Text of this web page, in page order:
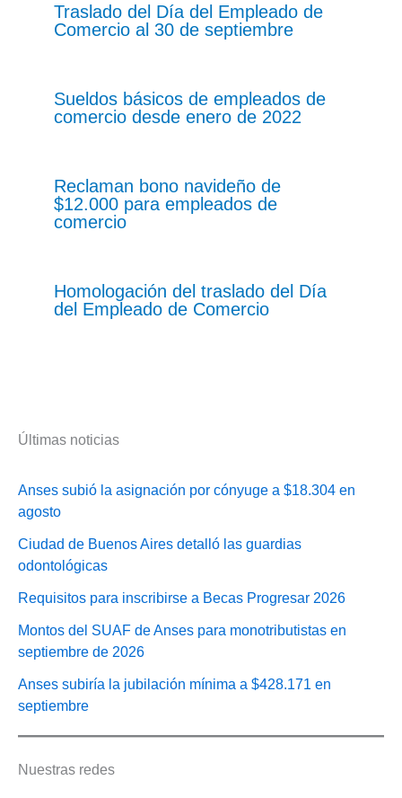
Traslado del Día del Empleado de
Comercio al 30 de septiembre
Sueldos básicos de empleados de
comercio desde enero de 2022
Reclaman bono navideño de
$12.000 para empleados de
comercio
Homologación del traslado del Día
del Empleado de Comercio
Últimas noticias
Anses subió la asignación por cónyuge a $18.304 en
agosto
Ciudad de Buenos Aires detalló las guardias
odontológicas
Requisitos para inscribirse a Becas Progresar 2026
Montos del SUAF de Anses para monotributistas en
septiembre de 2026
Anses subiría la jubilación mínima a $428.171 en
septiembre
Nuestras redes